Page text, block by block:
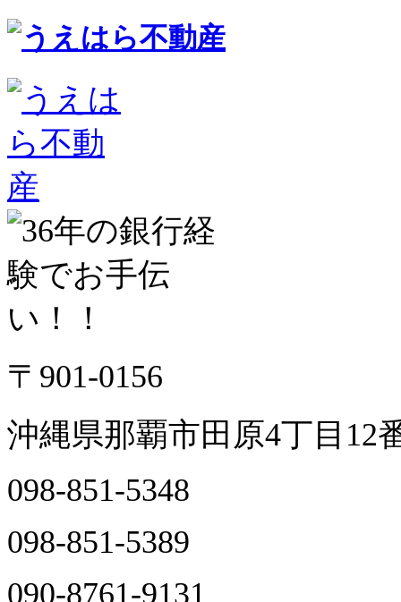
〒901-0156
沖縄県那覇市田原4丁目12
098-851-5348
098-851-5389
090-8761-9131